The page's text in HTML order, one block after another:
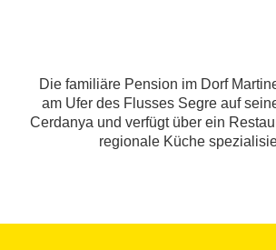
Die familiäre Pension im Dorf
am Ufer des Flusses Segre auf
Cerdanya und verfügt über ein
regionale Küche